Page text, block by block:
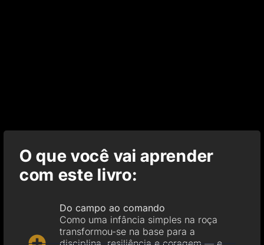
O que você vai aprender
com este livro:
Do campo ao comando
Como uma infância simples na roça
transformou-se na base para a